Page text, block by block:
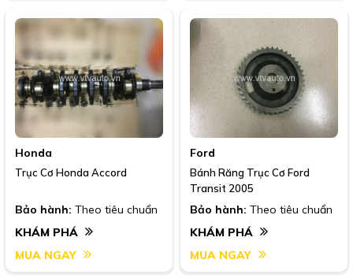
Honda
Trục Cơ Honda Accord
Bảo hành: Theo tiêu chuẩn
KHÁM PHÁ
MUA NGAY
Ford
Bánh Răng Trục Cơ Ford
Transit 2005
Bảo hành: Theo tiêu chuẩn
KHÁM PHÁ
MUA NGAY